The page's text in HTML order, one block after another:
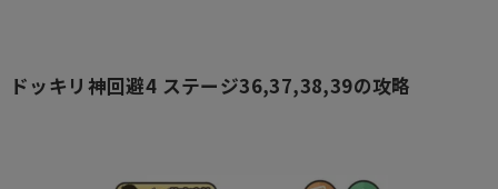
ドッキリ神回避4 ステージ36,37,38,39の攻略